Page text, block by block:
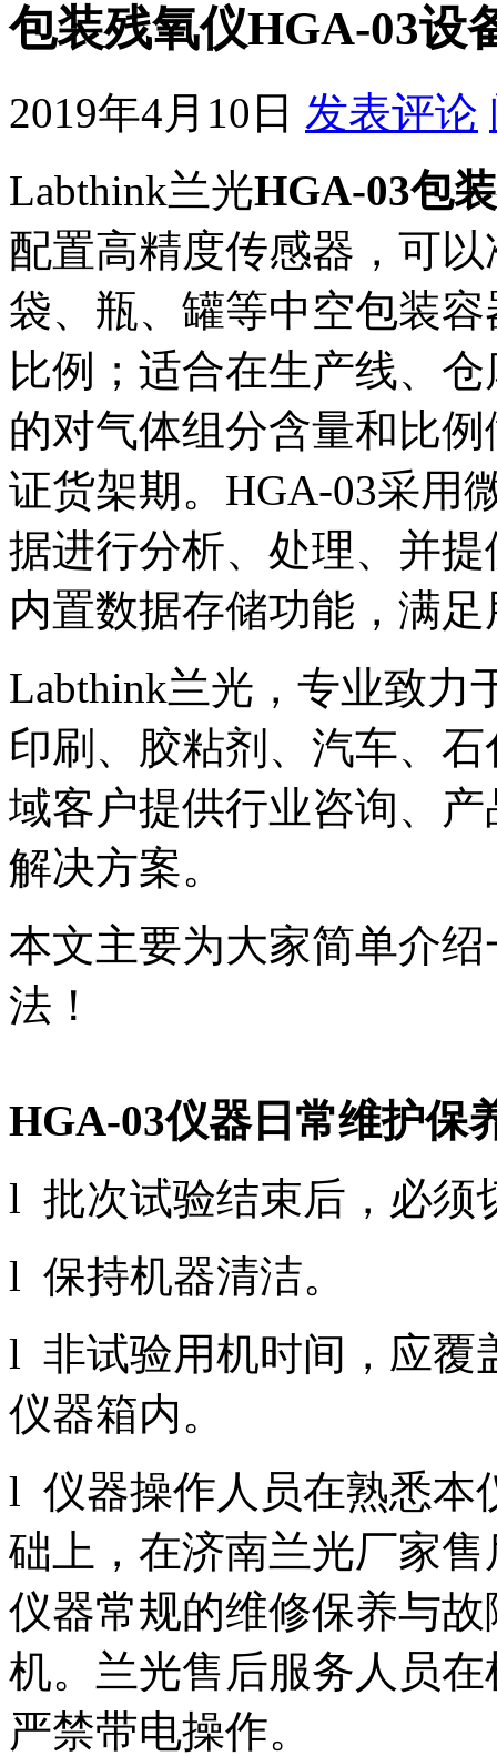
包装残氧仪HGA-03设
2019年4月10日 发表评论
Labthink兰光HGA-03包
配置高精度传感器，可
袋、瓶、罐等中空包装
比例；适合在生产线、
的对气体组分含量和比
证货架期。HGA-03采用
据进行分析、处理、并
内置数据存储功能，满
Labthink兰光，专业致力
印刷、胶粘剂、汽车、
域客户提供行业咨询、
解决方案。
本文主要为大家简单介
法！
HGA-03仪器日常维护保
l 批次试验结束后，必须
l 保持机器清洁。
l 非试验用机时间，应覆
仪器箱内。
l 仪器操作人员在熟悉本
础上，在济南兰光厂家
仪器常规的维修保养与
机。兰光售后服务人员
严禁带电操作。